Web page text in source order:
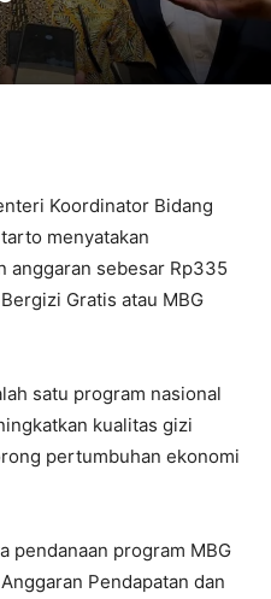
Koordinator Bidang
menyatakan
anggaran sebesar Rp335
Gratis atau MBG
satu program nasional
kualitas gizi
pertumbuhan ekonomi
pendanaan program MBG
Anggaran Pendapatan dan